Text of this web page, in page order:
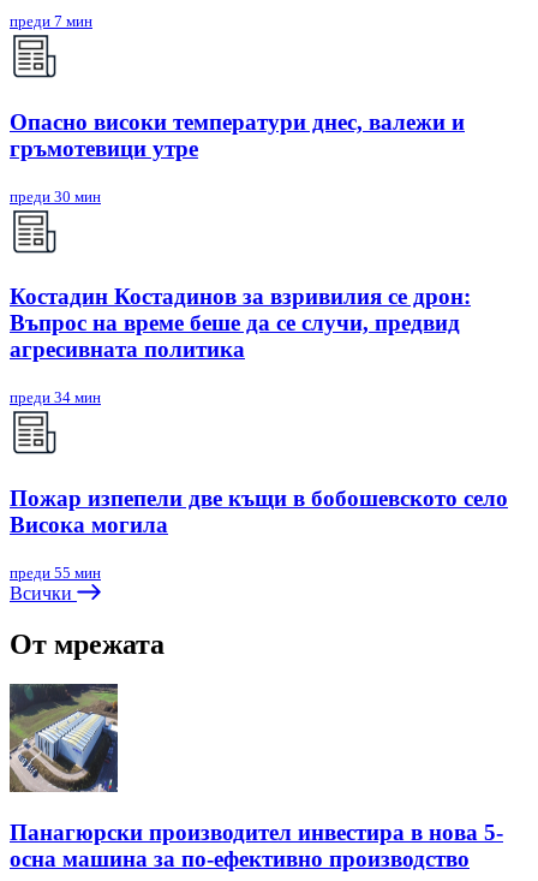
преди 7 мин
Опасно високи температури днес, валежи и
гръмотевици утре
преди 30 мин
Костадин Костадинов за взривилия се дрон:
Въпрос на време беше да се случи, предвид
агресивната политика
преди 34 мин
Пожар изпепели две къщи в бобошевското село
Висока могила
преди 55 мин
Всички
От мрежата
Панагюрски производител инвестира в нова 5-
осна машина за по-ефективно производство